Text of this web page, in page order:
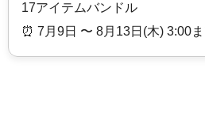
17アイテムバンドル
⏰️ 7月9日 〜 8月13日(木) 3:00